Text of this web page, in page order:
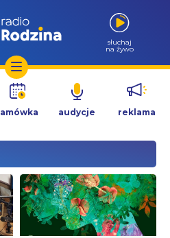
słuchaj
na żywo
audycje reklama